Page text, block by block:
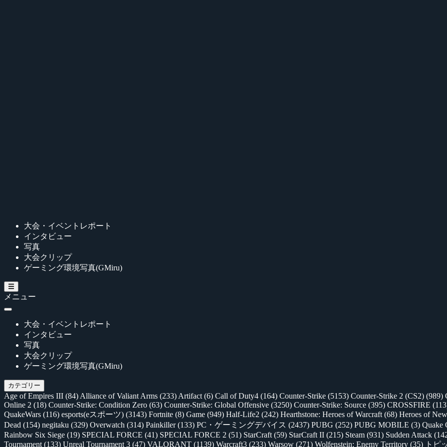
大会・イベントレポート
インタビュー
写真
大会クリップ
ゲーミング環境写真(GMiru)
メニュー
大会・イベントレポート
インタビュー
写真
大会クリップ
ゲーミング環境写真(GMiru)
カテゴリー
Age of Empires III (84) Alliance of Valiant Arms (233) Artifact (6) Call of Duty4 (164) Counter-Strike (5153) Counter-Strike 2 (CS2) (989)
Online 2 (18) Counter-Strike: Condition Zero (63) Counter-Strike: Global Offensive (3250) Counter-Strike: Source (395) CROSSFIRE
QuakeWars (116) esports(eスポーツ) (3143) Fortnite (8) Game (949) Half-Life2 (242) Hearthstone: Heroes of Warcraft (68) Heroes of
Dead (154) negitaku (329) Overwatch (314) Painkiller(133) PC・ゲーミングデバイス (2437) PUBG (252) PUBG MOBILE (3) Quake
Rainbow Six Siege (19) SPECIAL FORCE (41) SPECIAL FORCE 2 (51) StarCraft (59) StarCraft II (215) Steam (931) Sudden Attack
Tournament (133) Unreal Tournament 3 (47) VALORANT (1139) Warcraft3 (233) Warsow (271) Wolfenstein: Enemy Territory (35) トピ